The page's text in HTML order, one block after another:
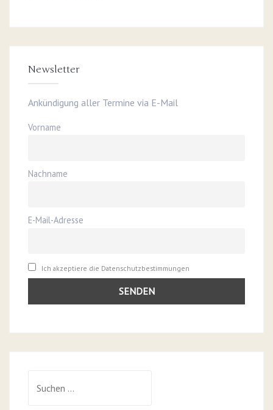
Newsletter
Ankündigung aller Termine via E-Mail
Vorname
Nachname
E-Mail-Adresse
Ich akzeptiere die Datenschutzbestimmungen